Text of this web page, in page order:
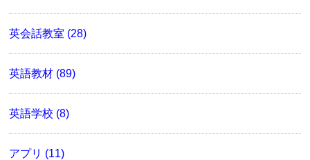
英会話教室 (28)
英語教材 (89)
英語学校 (8)
アプリ (11)